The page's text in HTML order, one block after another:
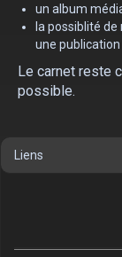
un album
la possiblité
une publication
Le carnet reste
possible.
Liens